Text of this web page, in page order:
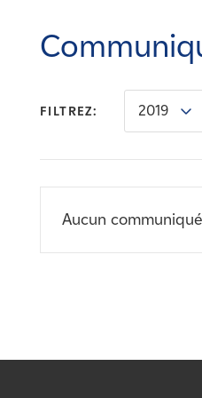
Nouvelles
Contactez-nous
FILTREZ: 2019
Aucun